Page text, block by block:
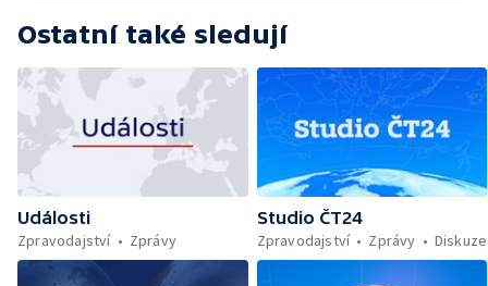
Ostatní také sledují
Události
Zpravodajství
Zprávy
Studio ČT24
Zpravodajství
Zprávy Diskuze